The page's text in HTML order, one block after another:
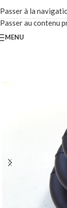
Passer à la
Passer au contenu
MENU